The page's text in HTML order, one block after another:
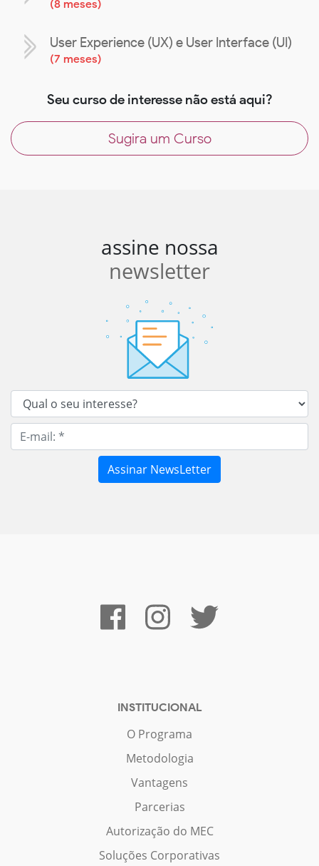
(8 meses)
User Experience (UX) e User Interface (UI)
(7 meses)
Seu curso de interesse não está aqui?
Sugira um Curso
assine nossa
newsletter
INSTITUCIONAL
O Programa
Metodologia
Vantagens
Parcerias
Autorização do MEC
Soluções Corporativas